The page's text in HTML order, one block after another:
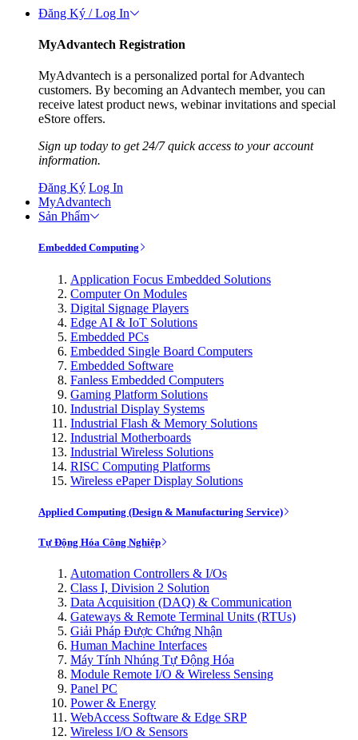
Đăng Ký / Log In
MyAdvantech Registration
MyAdvantech is a personalized portal for Advantech
customers. By becoming an Advantech member, you can
receive latest product news, webinar invitations and special
eStore offers.
Sign up today to get 24/7 quick access to your account
information.
Đăng Ký Log In
MyAdvantech
Sản Phẩm
Embedded Computing
Application Focus Embedded Solutions
Computer On Modules
Digital Signage Players
Edge AI & IoT Solutions
Embedded PCs
Embedded Single Board Computers
Embedded Software
Fanless Embedded Computers
Gaming Platform Solutions
Industrial Display Systems
Industrial Flash & Memory Solutions
Industrial Motherboards
Industrial Wireless Solutions
RISC Computing Platforms
Wireless ePaper Display Solutions
Applied Computing (Design & Manufacturing Service)
Tự Động Hóa Công Nghiệp
Automation Controllers & I/Os
Class I, Division 2 Solution
Data Acquisition (DAQ) & Communication
Gateways & Remote Terminal Units (RTUs)
Giải Pháp Được Chứng Nhận
Human Machine Interfaces
Máy Tính Nhúng Tự Động Hóa
Module Remote I/O & Wireless Sensing
Panel PC
Power & Energy
WebAccess Software & Edge SRP
Wireless I/O & Sensors